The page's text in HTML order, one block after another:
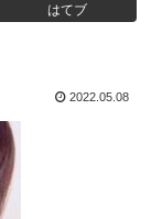
はてブ
2022.05.08